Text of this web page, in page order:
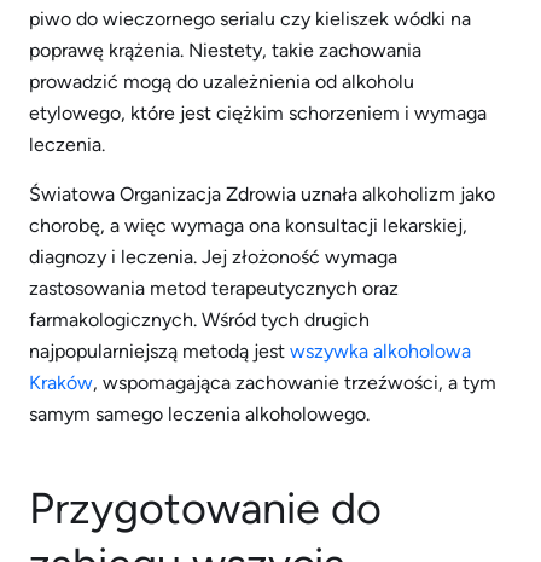
piwo do wieczornego serialu czy kieliszek wódki na
poprawę krążenia. Niestety, takie zachowania
prowadzić mogą do uzależnienia od alkoholu
etylowego, które jest ciężkim schorzeniem i wymaga
leczenia.
Światowa Organizacja Zdrowia uznała alkoholizm jako
chorobę, a więc wymaga ona konsultacji lekarskiej,
diagnozy i leczenia. Jej złożoność wymaga
zastosowania metod terapeutycznych oraz
farmakologicznych. Wśród tych drugich
najpopularniejszą metodą jest wszywka alkoholowa
Kraków, wspomagająca zachowanie trzeźwości, a tym
samym samego leczenia alkoholowego.
Przygotowanie do